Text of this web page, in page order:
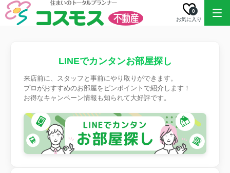
お気に入り
0
LINEでカンタンお部屋探し
来店前に、スタッフと事前にやり取りができます。
プロがおすすめのお部屋をピンポイントで紹介します！
お得なキャンペーン情報も知られて大好評です。